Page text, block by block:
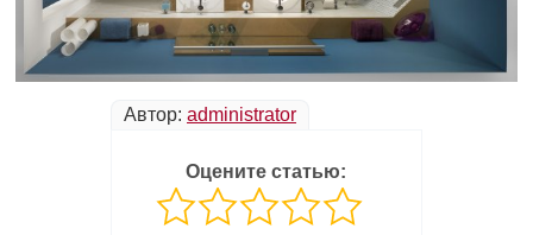
Автор: administrator
Оцените статью: